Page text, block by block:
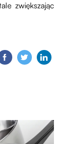
zwiększając